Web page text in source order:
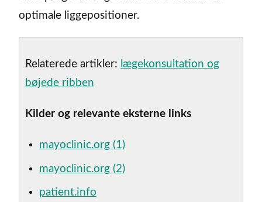
optimale liggepositioner.
Relaterede artikler: lægekonsultation og
bøjede ribben
Kilder og relevante eksterne links
mayoclinic.org (1)
mayoclinic.org (2)
patient.info